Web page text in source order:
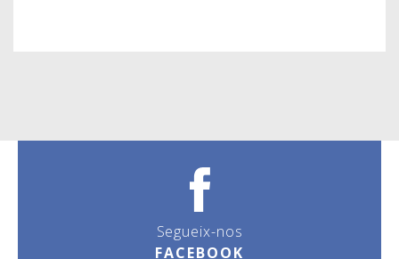
Segueix-nos
FACEBOOK